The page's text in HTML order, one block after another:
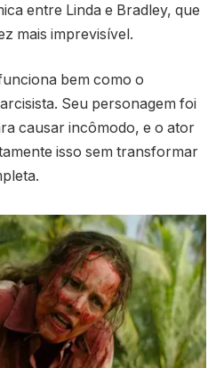
entre Linda e Bradley, que
mais imprevisível.
bem como o
Seu personagem foi
causar incômodo, e o ator
isso sem transformar